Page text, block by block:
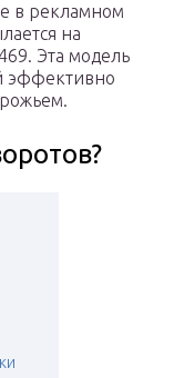
в рекламном
на
Эта модель
эффективно